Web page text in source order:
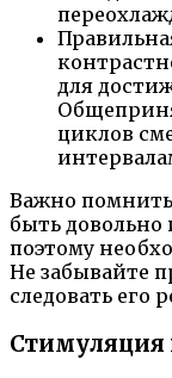
для
циклов
Важно
быть
поэтому
Не забывайте
следовать его
Стимуляция